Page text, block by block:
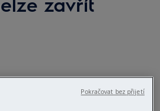
prostředku u myčky
zavřít. Tento problém musí
Pokračovat bez přijetí